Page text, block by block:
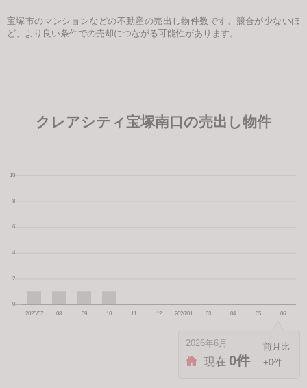
宝塚市のマンションなどの不動産の売出し物件数です。競合が少ないほ
ど、より良い条件での売却につながる可能性があります。
クレアシティ宝塚南口の売出し物件
2026年6月
現在 0件 +0件